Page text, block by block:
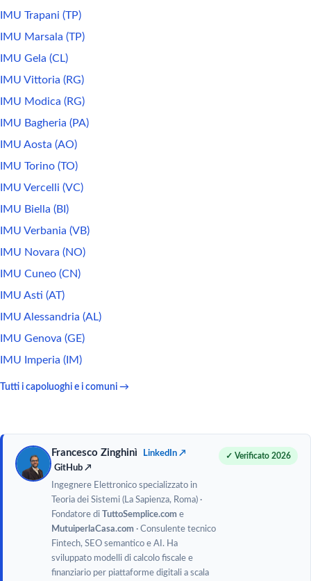
IMU Trapani (TP)
IMU Marsala (TP)
IMU Gela (CL)
IMU Vittoria (RG)
IMU Modica (RG)
IMU Bagheria (PA)
IMU Aosta (AO)
IMU Torino (TO)
IMU Vercelli (VC)
IMU Biella (BI)
IMU Verbania (VB)
IMU Novara (NO)
IMU Cuneo (CN)
IMU Asti (AT)
IMU Alessandria (AL)
IMU Genova (GE)
IMU Imperia (IM)
Tutti i capoluoghi e i comuni →
Francesco Zinghinì
LinkedIn ↗
GitHub ↗
Ingegnere Elettronico specializzato in
Teoria dei Sistemi (La Sapienza, Roma) ·
Fondatore di TuttoSemplice.com e
MutuiperlaCasa.com · Consulente tecnico
Fintech, SEO semantico e AI. Ha
sviluppato modelli di calcolo fiscale e
finanziario per piattaforme digitali a scala
✓ Verificato 2026